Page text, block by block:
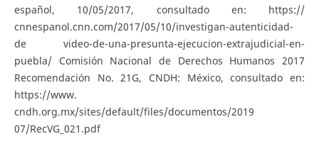
español, 10/05/2017, consultado en: https://
cnnespanol.cnn.com/2017/05/10/investigan-autenticidad-
de video-de-una-presunta-ejecucion-extrajudicial-en-
puebla/ Comisión Nacional de Derechos Humanos 2017
Recomendación No. 21G, CNDH: México, consultado en:
https://www.
cndh.org.mx/sites/default/files/documentos/2019
07/RecVG_021.pdf